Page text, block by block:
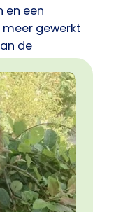
en een
gewerkt
de
energie weer
helpt in het
spiraal door
maar zeker
leiderschap
met een